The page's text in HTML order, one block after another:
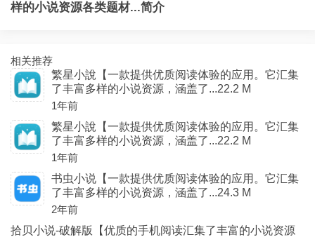
样的小说资源各类题材...简介
相关推荐
繁星小說【一款提供优质阅读体验的应用。它汇集
了丰富多样的小说资源，涵盖了...22.2 M
1年前
繁星小說【一款提供优质阅读体验的应用。它汇集
了丰富多样的小说资源，涵盖了...22.2 M
1年前
书虫小说【一款提供优质阅读体验的应用。它汇集
了丰富多样的小说资源，涵盖了...24.3 M
2年前
拾贝小说-破解版【优质的手机阅读汇集了丰富的小说资源